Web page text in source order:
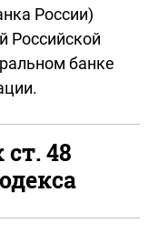
России)
Российской
банке
48